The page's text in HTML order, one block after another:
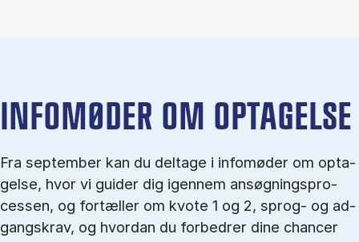
IN­FO­MØ­DER OM OP­TA­GEL­SE
Fra september kan du del­tage i in­fo­mø­der om op­ta­
gel­se, hvor vi gu­i­der dig igen­nem an­søg­nings­pro­
ces­sen, og for­tæl­ler om kvo­te 1 og 2, sprog- og ad­
gangs­krav, og hvordan du forbedrer dine chancer